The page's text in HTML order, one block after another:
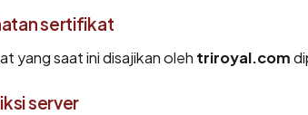
sertifikat
yang saat ini disajikan oleh triroyal.com
server